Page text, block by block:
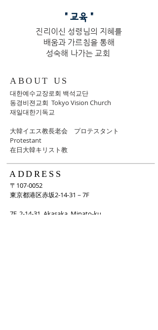
​" 교육 "
진리이신 성령님의 지혜를
배움과 가르침을 통해
​성숙해 나가는 교회
ABOUT US
대한예수교장로회 백석교단
동경비젼교회 Tokyo Vision Church
재일대한기독교
大韓イエス教長老会 ​プロテスタント
Protestant
​在日大韓キリスト教
ADDRESS
〒107-0052
東京都港区赤坂2-14-31－7F
7F, 2-14-31, Akasaka, Minato-ku,